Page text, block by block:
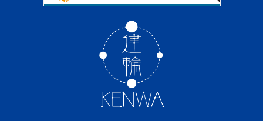
後、本サービスを終了した場合には、会員に対し
しくはその他の費用の損害又は補償を免れるもの
本サービスの利用料金に関しては無償提供の為、
一切かからないものとします。
第16条 プライバシーポリシーの遵守
当社は、個人情報を適切に保護し、当社のホームペ